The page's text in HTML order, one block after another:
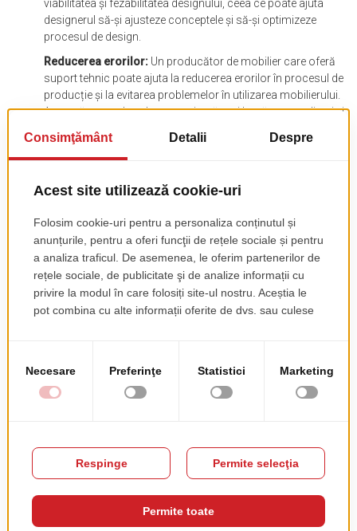
viabilitatea și fezabilitatea designului, ceea ce poate ajuta
designerul să-și ajusteze conceptele și să-și optimizeze
procesul de design.
Reducerea erorilor: Un producător de mobilier care oferă
suport tehnic poate ajuta la reducerea erorilor în procesul de
producție și la evitarea problemelor în utilizarea mobilierului.
Această poate duce la o experiență mai bună pentru clienți și
poate reduce costurile de întreținere și de înlocuire pe termen
lung.
În concluzie, colaborarea cu un producător de mobilier profesionist poate aduce numeroase
ajuta la personalizarea și optimizarea mobilierului, la reducerea costurilor și la dezvoltarea
unui design unic și personalizat care poate atrage mai mulți clienți și poate îmbunătăți
experiența acestora.
Despre Trend Furniture
în comuna Gilău din județul Cluj. Este o companie 100% românească, prezentă pe piață încă
din 2003, cu o echipă de circa 50 de angajați, formată din consultanți specializați, designeri,
Trend Furniture este un furnizor complet, care oferă consiliere personalizată, producție
custom in-house, o varietate mare de produse precum și servicii de design, proiectare, montaj
oferă soluții de la A la Z clienților săi, având o abordare 360